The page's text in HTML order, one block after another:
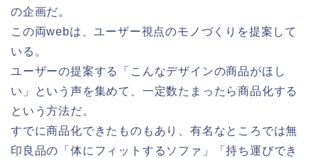
の企画だ。
この両webは、ユーザー視点のモノづくりを提案して
いる。
ユーザーの提案する「こんなデザインの商品がほし
い」という声を集めて、一定数たまったら商品化する
という方法だ。
すでに商品化できたものもあり、有名なところでは無
印良品の「体にフィットするソファ」「持ち運びでき